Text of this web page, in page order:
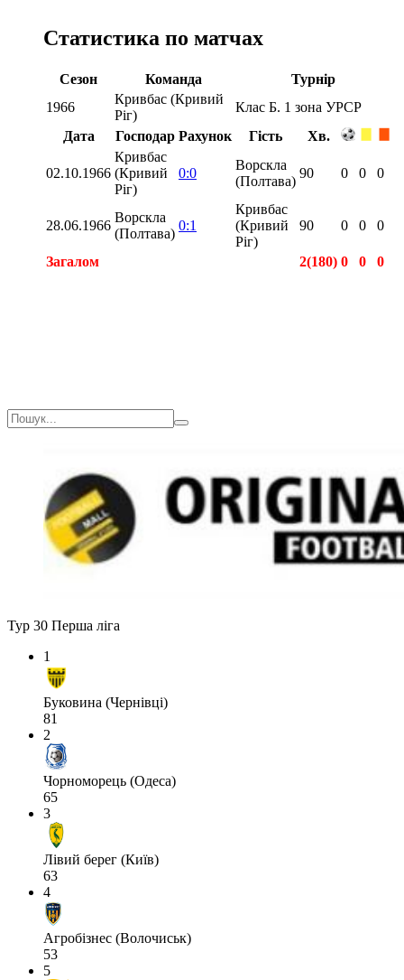
Статистика по матчах
Сезон Команда
Турнір
1966
Кривбас (Кривий
Ріг)
Клас Б. 1 зона УРСР
Дата
Господар Рахунок Гість Хв.
02.10.1966
Кривбас
(Кривий
Ріг)
0:0
Ворскла
(Полтава)
90 0 0 0
28.06.1966
Ворскла
(Полтава)
0:1
Кривбас
(Кривий
Ріг)
90 0 0 0
Загалом 2(180) 0 0
0
Тур 30 Перша ліга
1
Буковина (Чернівці)
81
2
Чорноморець (Одеса)
65
3
Лівий берег (Київ)
63
4
Агробізнес (Волочиськ)
53
5